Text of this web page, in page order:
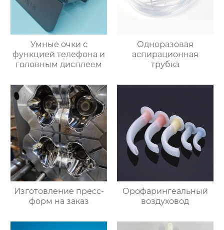
Умные очки с
функцией телефона и
головным дисплеем
Одноразовая
аспирационная
трубка
Изготовление пресс-
форм на заказ
Орофарингеальный
воздуховод